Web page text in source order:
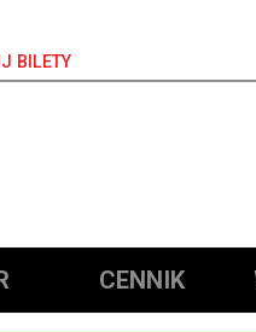
BILETY
CENNIK